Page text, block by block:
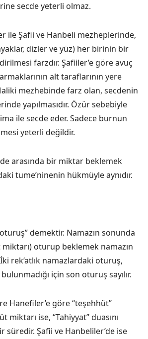
secde yeterli olmaz.
ile Şafii ve Hanbeli mezheplerinde,
dizler ve yüz) her birinin bir
farzdır. Şafiiler’e göre avuç
alt taraflarının yere
mezhebinde farz olan, secdenin
yapılmasıdır. Özür sebebiyle
ile secde eder. Sadece burnun
yeterli değildir.
arasında bir miktar beklemek
tume’ninenin hükmüyle aynıdır.
demektir. Namazın sonunda
oturup beklemek namazın
rek‘atlık namazlardaki oturuş,
için son oturuş sayılır.
Hanefiler’e göre “teşehhüt”
miktarı ise, “Tahiyyat” duasını
süredir. Şafii ve Hanbeliler’de ise